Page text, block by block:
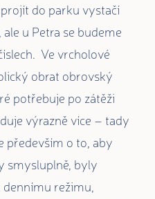
do parku vystačí
u Petra se budeme
Ve vrcholové
obrat obrovský
potřebuje po zátěži
výrazně více – tady
především o to, aby
smysluplně, byly
režimu,